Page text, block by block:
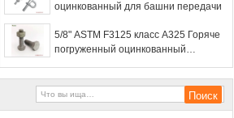
оцинкованный для башни передачи
5/8" ASTM F3125 класс A325 Горяче
погруженный оцинкованный
w/A563 DH Nut & F436 стиральная
машина